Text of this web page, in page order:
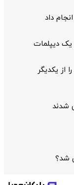
داد
دیپلمات
از یکدیگر
شدند
شد؟